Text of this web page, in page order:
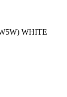
WHITE